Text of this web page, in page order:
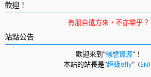
歡迎！
有朋自遠方來，不亦樂乎？
站點公告
歡迎來到“暢想資源”！
本站的站長是“超級efly” （EN）